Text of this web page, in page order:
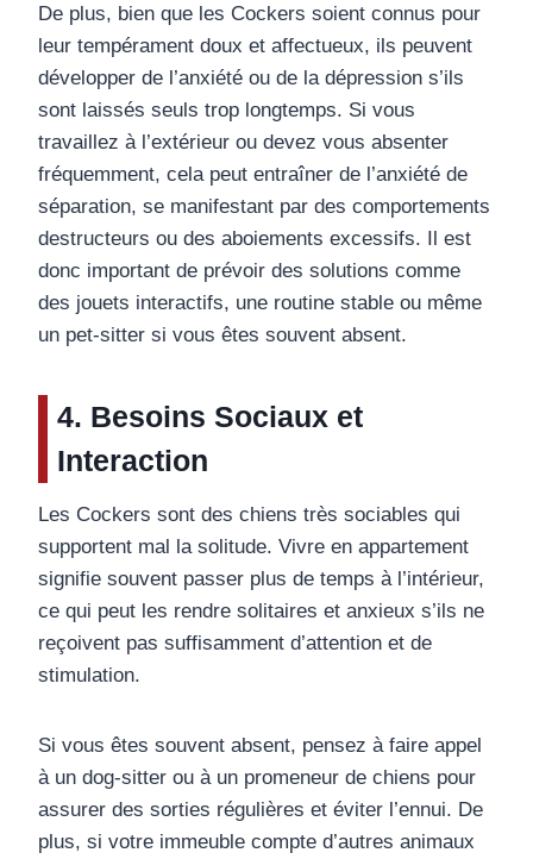
De plus, bien que les Cockers soient connus pour
leur tempérament doux et affectueux, ils peuvent
développer de l’anxiété ou de la dépression s’ils
sont laissés seuls trop longtemps. Si vous
travaillez à l’extérieur ou devez vous absenter
fréquemment, cela peut entraîner de l’anxiété de
séparation, se manifestant par des comportements
destructeurs ou des aboiements excessifs. Il est
donc important de prévoir des solutions comme
des jouets interactifs, une routine stable ou même
un pet-sitter si vous êtes souvent absent.
4. Besoins Sociaux et
Interaction
Les Cockers sont des chiens très sociables qui
supportent mal la solitude. Vivre en appartement
signifie souvent passer plus de temps à l’intérieur,
ce qui peut les rendre solitaires et anxieux s’ils ne
reçoivent pas suffisamment d’attention et de
stimulation.
Si vous êtes souvent absent, pensez à faire appel
à un dog-sitter ou à un promeneur de chiens pour
assurer des sorties régulières et éviter l’ennui. De
plus, si votre immeuble compte d’autres animaux